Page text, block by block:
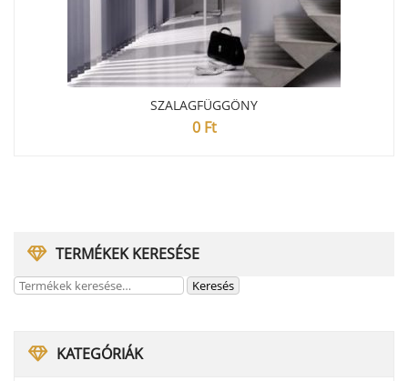
TERMÉKEK KERESÉSE
KATEGÓRIÁK
SZALAGFÜGGÖNY
0 Ft